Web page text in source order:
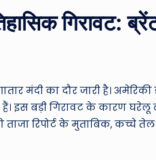
गिरावट:
मंदी का दौर जारी है। अमेरिकी
हैं। इस बड़ी गिरावट के कारण
ताजा रिपोर्ट के मुताबिक, कच्चे